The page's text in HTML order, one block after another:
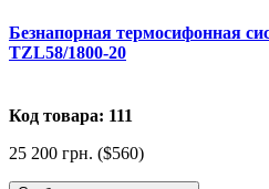
Безнапорная термосифонная
TZL58/1800-20
Код товара: 111
25 200 грн. ($560)